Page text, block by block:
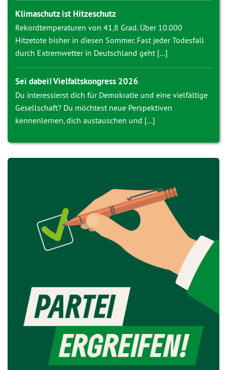
Klimaschutz ist Hitzeschutz
Rekordtemperaturen von 41,8 Grad. Über 10.000
Hitzetote bisher in diesen Sommer. Fast jeder Todesfall
durch Extremwetter in Deutschland geht [...]
Sei dabei! Vielfaltskongress 2026
Du interessierst dich für Demokratie und eine vielfältige
Gesellschaft? Du möchtest neue Perspektiven
kennenlernen, dich austauschen und [...]